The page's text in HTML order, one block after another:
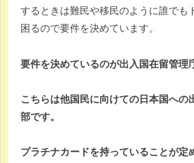
するときは難民や移民のように誰でも
困るので要件を決めています。
要件を決めているのが出入国在留管理
こちらは他国民に向けての日本国への
部です。
プラチナカードを持っていることが定